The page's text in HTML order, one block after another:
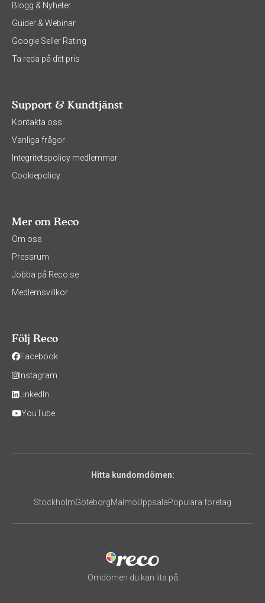
Blogg & Nyheter
Guider & Webinar
Google Seller Rating
Ta reda på ditt pris
Support & Kundtjänst
Kontakta oss
Vanliga frågor
Integritetspolicy medlemmar
Cookiepolicy
Mer om Reco
Om oss
Pressrum
Jobba på Reco.se
Medlemsvillkor
Följ Reco
Facebook
Instagram
LinkedIn
YouTube
Hitta kundomdömen:
StockholmGöteborgMalmöUppsalaPopulära företag
Omdömen du kan lita på